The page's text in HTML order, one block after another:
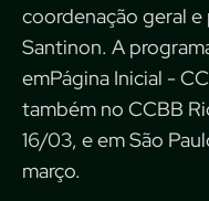
coordenação geral
Santinon. A
emPágina Inicial -
também no CCBB
16/03, e em São
março.